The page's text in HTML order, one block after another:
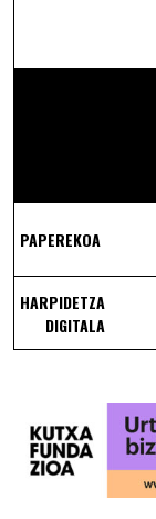
PAPEREKOA
HARPIDETZA
DIGITALA